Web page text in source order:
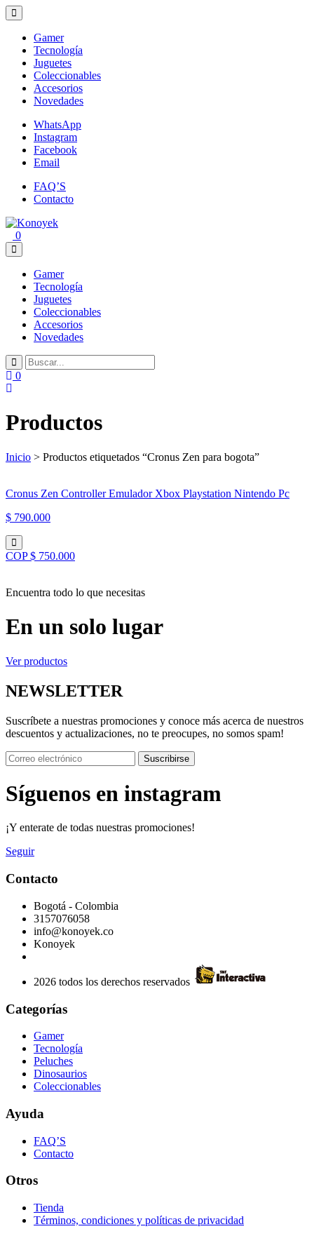
Gamer
Tecnología
Juguetes
Coleccionables
Accesorios
Novedades
WhatsApp
Instagram
Facebook
Email
FAQ’S
Contacto
0
Gamer
Tecnología
Juguetes
Coleccionables
Accesorios
Novedades
0
Productos
Inicio > Productos etiquetados “Cronus Zen para bogota”
Cronus Zen Controller Emulador Xbox Playstation Nintendo Pc
$ 790.000
COP $ 750.000
Encuentra todo lo que necesitas
En un solo lugar
Ver productos
NEWSLETTER
Suscríbete a nuestras promociones y conoce más acerca de nuestros
descuentos y actualizaciones, no te preocupes, no somos spam!
Suscribirse
Síguenos en instagram
¡Y enterate de todas nuestras promociones!
Seguir
Contacto
Bogotá - Colombia
3157076058
info@konoyek.co
Konoyek
2026 todos los derechos reservados
Categorías
Gamer
Tecnología
Peluches
Dinosaurios
Coleccionables
Ayuda
FAQ’S
Contacto
Otros
Tienda
Términos, condiciones y políticas de privacidad